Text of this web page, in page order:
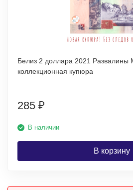
Белиз 2 доллара 2021 Развалины
коллекционная купюра
285 ₽
В наличии
В корзину